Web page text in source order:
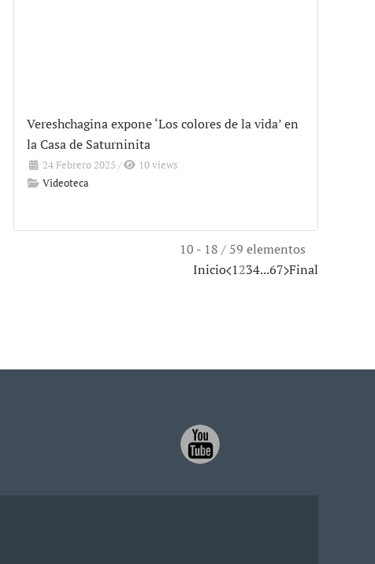
Vereshchagina expone ‘Los colores de la vida’ en
la Casa de Saturninita
24 Febrero 2025 /
10 views
Videoteca
10 - 18 / 59 elementos
Inicio 1234...67 Final